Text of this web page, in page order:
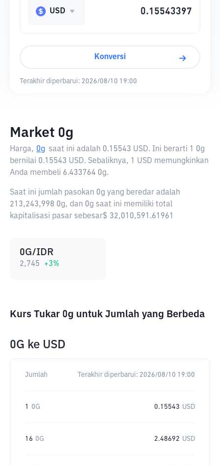
USD
Konversi
Terakhir diperbarui: 2026/08/10 19:00
Market 0g
Harga, 0g saat ini adalah 0.15543 USD. Ini berarti 1 0g
bernilai 0.15543 USD. Sebaliknya, 1 USD memungkinkan
Anda membeli 6.433764 0g.
Saat ini jumlah pasokan 0g yang beredar adalah
213,243,998 0g, dan 0g saat ini memiliki total
kapitalisasi pasar sebesar$ 32,010,591.61961
0G/IDR
2,745 +3%
Kurs Tukar 0g untuk Jumlah yang Berbeda
0G ke USD
Jumlah Terakhir diperbarui: 2026/08/10 19:00
1 0G 0.15543 USD
16 0G 2.48692 USD